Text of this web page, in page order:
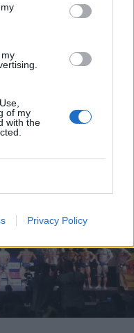
of my
with the
Privacy Policy